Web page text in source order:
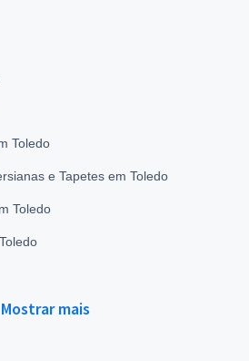
Toledo
e Tapetes em Toledo
Toledo
Mostrar mais